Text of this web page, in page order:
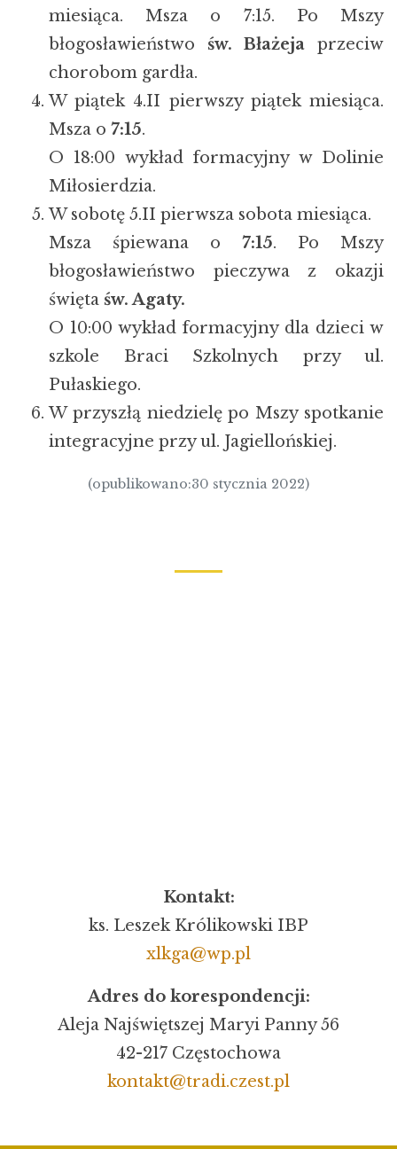
miesiąca. Msza o 7:15. Po Mszy
błogosławieństwo św. Błażeja przeciw
chorobom gardła.
W piątek 4.II pierwszy piątek miesiąca.
Msza o 7:15.
O 18:00 wykład formacyjny w Dolinie
Miłosierdzia.
W sobotę 5.II pierwsza sobota miesiąca.
Msza śpiewana o 7:15. Po Mszy
błogosławieństwo pieczywa z okazji
święta św. Agaty.
O 10:00 wykład formacyjny dla dzieci w
szkole Braci Szkolnych przy ul.
Pułaskiego.
W przyszłą niedzielę po Mszy spotkanie
integracyjne przy ul. Jagiellońskiej.
(opublikowano:30 stycznia 2022)
Kontakt:
ks. Leszek Królikowski IBP
xlkga@wp.pl
Adres do korespondencji:
Aleja Najświętszej Maryi Panny 56
42-217 Częstochowa
kontakt@tradi.czest.pl